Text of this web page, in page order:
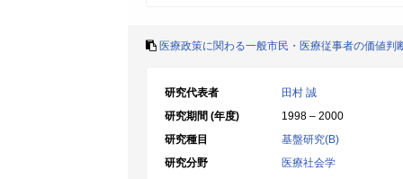
医療政策に関わる一般市民・医療従事者の価値判
研究代表者
田村 誠
研究期間 (年度)
1998 – 2000
研究種目
基盤研究(B)
研究分野
医療社会学